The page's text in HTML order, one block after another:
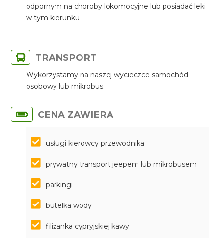
odpornym na choroby lokomocyjne lub posiadać leki
w tym kierunku
TRANSPORT
Wykorzystamy na naszej wycieczce samochód
osobowy lub mikrobus.
CENA ZAWIERA
usługi kierowcy przewodnika
prywatny transport jeepem lub mikrobusem
parkingi
butelka wody
filiżanka cypryjskiej kawy